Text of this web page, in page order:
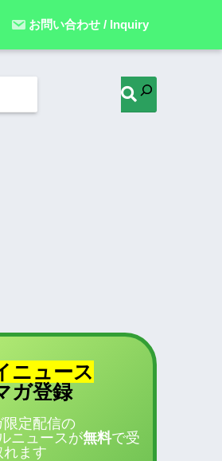
お問い合わせ / Inquiry
ニュース
ガ登録
限定配信の
ニュースが無料で受
れます